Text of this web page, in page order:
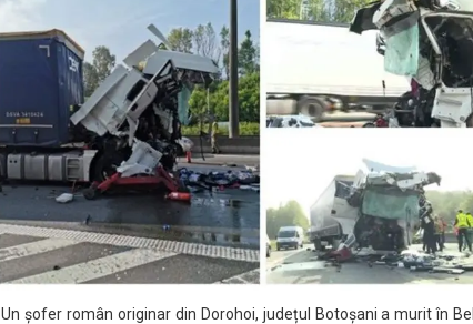
Un şofer român originar din Dorohoi, județul Botoșani a murit în